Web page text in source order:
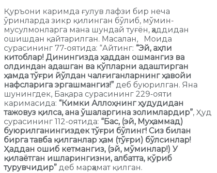
Қуръони каримда ғулув лафзи бир неча
ўринларда зикр қилинган бўлиб, мўмин-
мусулмонларга мана шундай туғён, ҳаддидан
ошишдан қайтарилган. Масалан, Моида
сурасининг 77-оятида: “Айтинг: “Эй, аҳли
китоблар! Динингизда ҳаддан ошмангиз ва
олдиндан адашган ва кўпларни адаштирган
ҳамда тўғри йўлдан чалғиганларнинг ҳавойи
нафсларига эргашмангиз!” деб буюрилган. Яна
шунингдек, Бақара сурасининг 229-ояти
каримасида: “Кимки Аллоҳнинг ҳудудидан
тажовуз қилса, ана ўшаларгина золимлардир”, Ҳуд
сурасининг 112-оятида: “Бас, (эй, Муҳаммад)
буюрилганингиздек тўғри бўлинг! Сиз билан
бирга тавба қилганлар ҳам (тўғри) бўлсинлар!
Ҳаддан ошиб кетмангиз, (эй, мўминлар!) У
қилаётган ишларингизни, албатта, кўриб
турувчидир” деб марҳамат қилган.